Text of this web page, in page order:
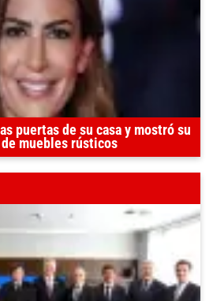
puertas de su casa y mostró su
muebles rústicos